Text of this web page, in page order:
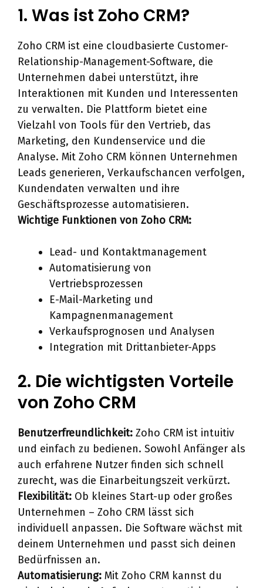
1. Was ist Zoho CRM?
Zoho CRM ist eine cloudbasierte Customer-
Relationship-Management-Software, die
Unternehmen dabei unterstützt, ihre
Interaktionen mit Kunden und Interessenten
zu verwalten. Die Plattform bietet eine
Vielzahl von Tools für den Vertrieb, das
Marketing, den Kundenservice und die
Analyse. Mit Zoho CRM können Unternehmen
Leads generieren, Verkaufschancen verfolgen,
Kundendaten verwalten und ihre
Geschäftsprozesse automatisieren.
Wichtige Funktionen von Zoho CRM:
Lead- und Kontaktmanagement
Automatisierung von
Vertriebsprozessen
E-Mail-Marketing und
Kampagnenmanagement
Verkaufsprognosen und Analysen
Integration mit Drittanbieter-Apps
2. Die wichtigsten Vorteile
von Zoho CRM
Benutzerfreundlichkeit: Zoho CRM ist intuitiv
und einfach zu bedienen. Sowohl Anfänger als
auch erfahrene Nutzer finden sich schnell
zurecht, was die Einarbeitungszeit verkürzt.
Flexibilität: Ob kleines Start-up oder großes
Unternehmen – Zoho CRM lässt sich
individuell anpassen. Die Software wächst mit
deinem Unternehmen und passt sich deinen
Bedürfnissen an.
Automatisierung: Mit Zoho CRM kannst du